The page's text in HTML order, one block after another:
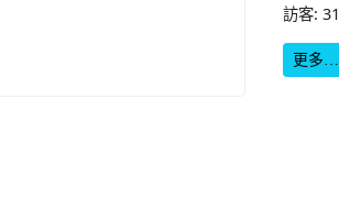
訪客: 31
更多…